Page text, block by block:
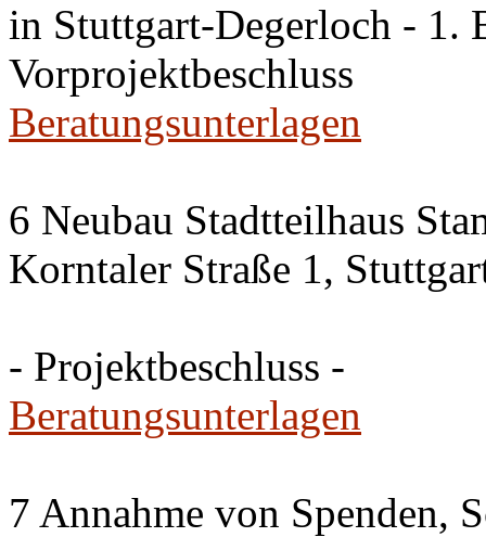
in Stuttgart-Degerloch - 1.
Vorprojektbeschluss
Beratungsunterlagen
6 Neubau Stadtteilhaus
Korntaler Straße 1,
- Projektbeschluss -
Beratungsunterlagen
7 Annahme von Spenden,